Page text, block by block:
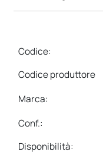
Codice:
Codice produttore
Marca:
Conf.:
Disponibilità: